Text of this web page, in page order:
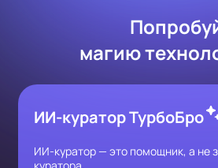
магию
ИИ-куратор ТурбоБро
ИИ-куратор — это помощник, а не
куратора.